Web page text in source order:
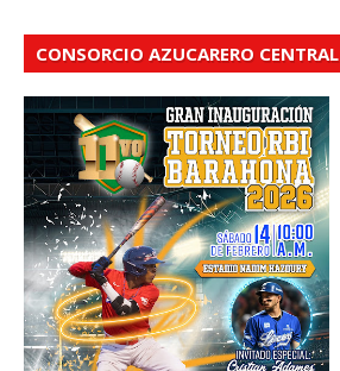
CONSORCIO AZUCARERO CENTRAL